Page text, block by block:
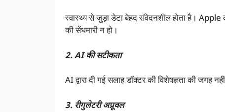
स्वास्थ्य से जुड़ा डेटा बेहद संवेदनशील होता है। Apple
की सेंधमारी न हो।
2. AI की सटीकता
AI द्वारा दी गई सलाह डॉक्टर की विशेषज्ञता की
3. रीगुलेटरी अप्रूवल